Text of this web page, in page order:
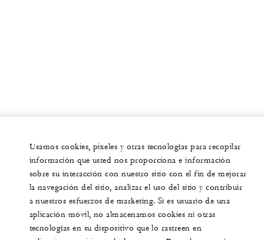
Usamos cookies, pixeles y otras tecnologías para recopilar
información que usted nos proporciona e información
sobre su interacción con nuestro sitio con el fin de mejorar
la navegación del sitio, analizar el uso del sitio y contribuir
a nuestros esfuerzos de marketing. Si es usuario de una
aplicación móvil, no almacenamos cookies ni otras
tecnologías en su dispositivo que lo rastreen en